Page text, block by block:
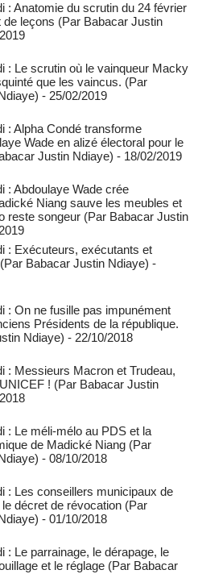
: Anatomie du scrutin du 24 février
de leçons (Par Babacar Justin
: Le scrutin où le vainqueur Macky
que les vaincus. (Par
- 25/02/2019
: Alpha Condé transforme
Wade en alizé électoral pour le
Justin Ndiaye) - 18/02/2019
: Abdoulaye Wade crée
Niang sauve les meubles et
reste songeur (Par Babacar Justin
: Exécuteurs, exécutants et
Babacar Justin Ndiaye) -
: On ne fusille pas impunément
Présidents de la république.
Ndiaye) - 22/10/2018
: Messieurs Macron et Trudeau,
! (Par Babacar Justin
: Le méli-mélo au PDS et la
de Madické Niang (Par
- 08/10/2018
: Les conseillers municipaux de
décret de révocation (Par
- 01/10/2018
: Le parrainage, le dérapage, le
et le réglage (Par Babacar